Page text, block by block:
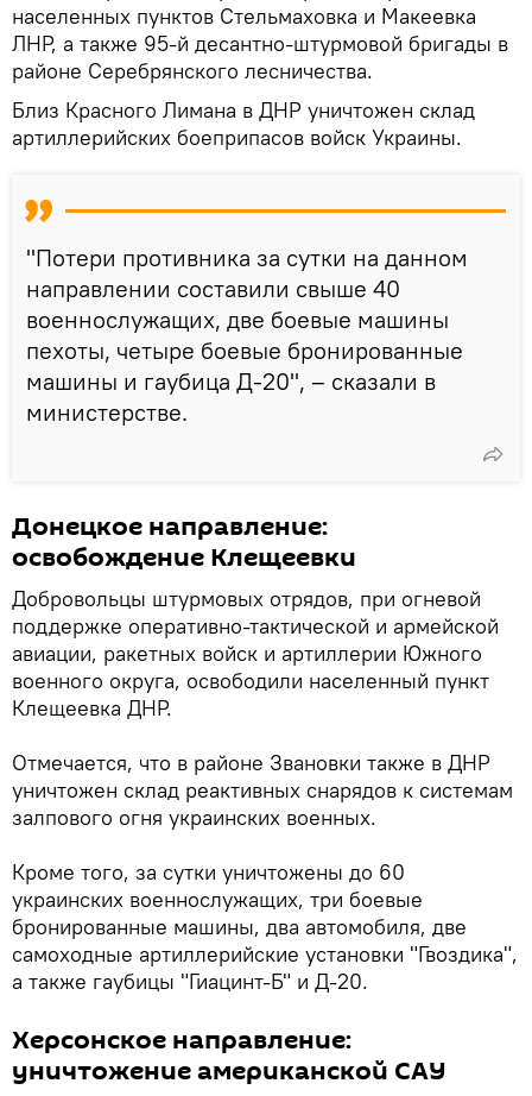
населенных пунктов Стельмаховка и Макеевка
ЛНР, а также 95-й десантно-штурмовой бригады в
районе Серебрянского лесничества.
Близ Красного Лимана в ДНР уничтожен склад
артиллерийских боеприпасов войск Украины.
"Потери противника за сутки на данном
направлении составили свыше 40
военнослужащих, две боевые машины
пехоты, четыре боевые бронированные
машины и гаубица Д-20", – сказали в
министерстве.
Донецкое направление:
освобождение Клещеевки
Добровольцы штурмовых отрядов, при огневой
поддержке оперативно-тактической и армейской
авиации, ракетных войск и артиллерии Южного
военного округа, освободили населенный пункт
Клещеевка ДНР.
Отмечается, что в районе Звановки также в ДНР
уничтожен склад реактивных снарядов к системам
залпового огня украинских военных.
Кроме того, за сутки уничтожены до 60
украинских военнослужащих, три боевые
бронированные машины, два автомобиля, две
самоходные артиллерийские установки "Гвоздика",
а также гаубицы "Гиацинт-Б" и Д-20.
Херсонское направление:
уничтожение американской САУ